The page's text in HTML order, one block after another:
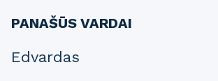
PANAŠŪS VARDAI
Edvardas